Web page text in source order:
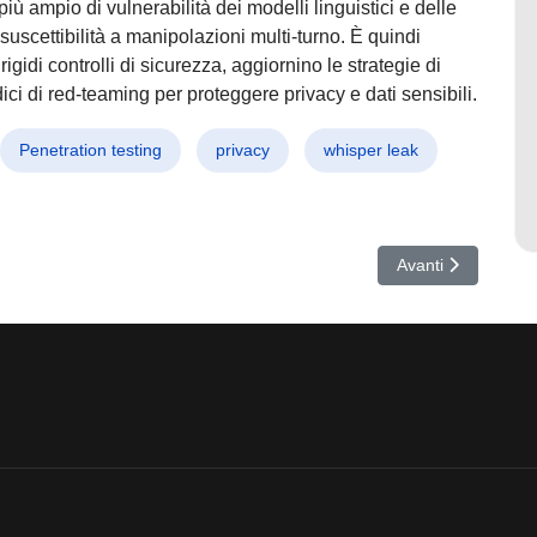
ampio di vulnerabilità dei modelli linguistici e delle
a manipolazioni multi-turno. È quindi
controlli di sicurezza, aggiornino le strategie di
di red-teaming per proteggere privacy e dati sensibili.
Penetration testing privacy whisper leak
Articolo
Avanti